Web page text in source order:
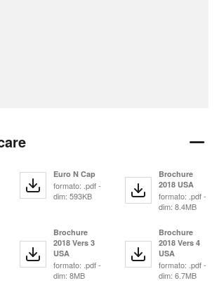
Euro N Cap
formato: .pdf -
dim: 593KB
Brochure
2018 USA
formato: .pdf -
dim: 8.4MB
Brochure
2018 Vers 3
USA
formato: .pdf -
dim: 8MB
Brochure
2018 Vers 4
USA
formato: .pdf -
dim: 6.7MB